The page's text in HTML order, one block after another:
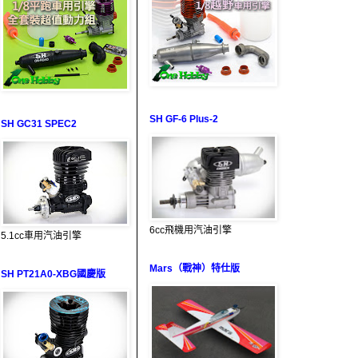
SH GC31 SPEC2
5.1cc車用汽油引擎
SH PT21A0-XBG國慶版
SH GF-6 Plus-2
6cc飛機用汽油引擎
Mars（戰神）特仕版